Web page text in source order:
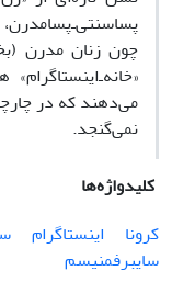
چون زنان مدرن
می‌دهند که در
نمی‌گنجد.
کلیدواژه‌ها
کرونا
اینستاگرام
سایبرفمنیسم